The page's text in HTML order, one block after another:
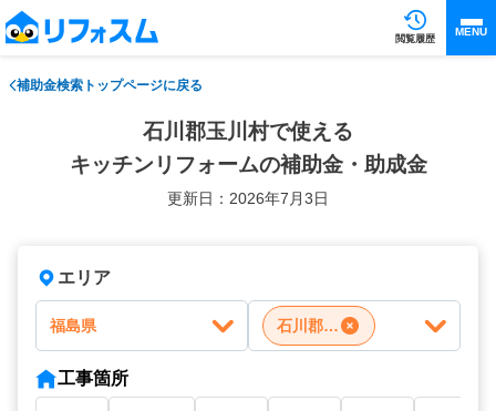
閲覧履歴
MENU
補助金検索トップページに戻る
石川郡玉川村で使える
キッチンリフォームの補助金・助成金
更新日：2026年7月3日
エリア
福島県 石川郡玉川村
工事箇所